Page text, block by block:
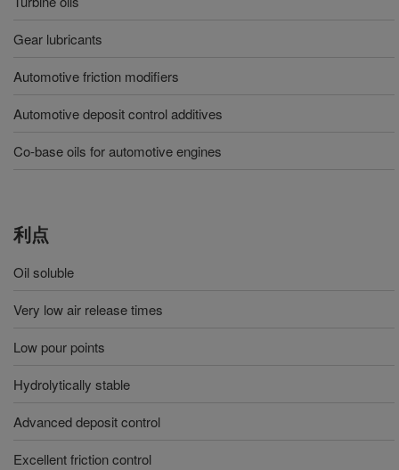
Gear lubricants
Automotive friction modifiers
Automotive deposit control additives
Co-base oils for automotive engines
利点
Oil soluble
Very low air release times
Low pour points
Hydrolytically stable
Advanced deposit control
Excellent friction control